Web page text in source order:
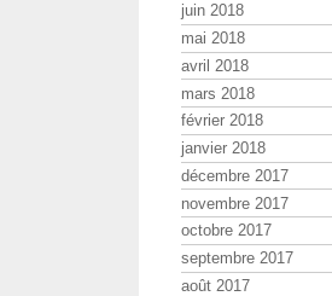
juin 2018
mai 2018
avril 2018
mars 2018
février 2018
janvier 2018
décembre 2017
novembre 2017
octobre 2017
septembre 2017
août 2017